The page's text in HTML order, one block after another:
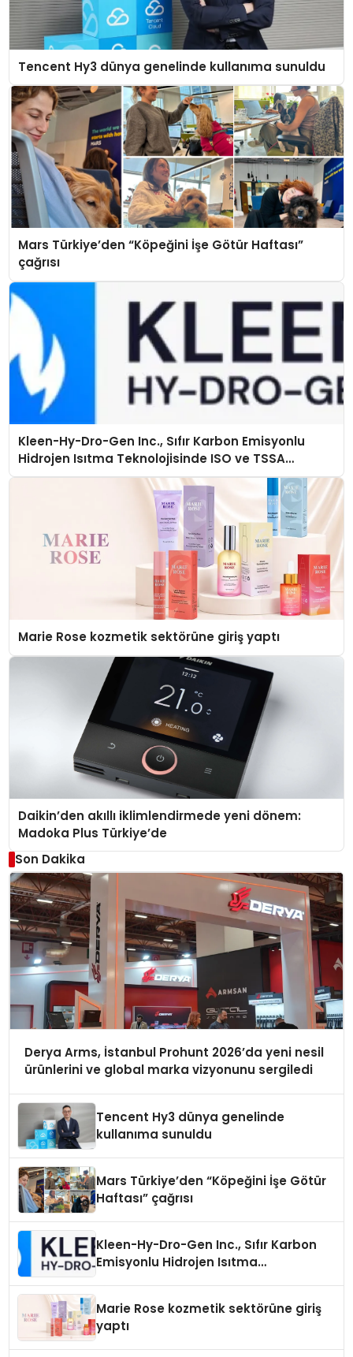
Tencent Hy3 dünya genelinde kullanıma sunuldu
Mars Türkiye’den “Köpeğini İşe Götür Haftası”
çağrısı
Kleen-Hy-Dro-Gen Inc., Sıfır Karbon Emisyonlu
Hidrojen Isıtma Teknolojisinde ISO ve TSSA
Düzenleyici Onaylarını Aldı
Marie Rose kozmetik sektörüne giriş yaptı
Daikin’den akıllı iklimlendirmede yeni dönem:
Madoka Plus Türkiye’de
Son Dakika
Derya Arms, İstanbul Prohunt 2026’da yeni nesil
ürünlerini ve global marka vizyonunu sergiledi
Tencent Hy3 dünya genelinde
kullanıma sunuldu
Mars Türkiye’den “Köpeğini İşe Götür
Haftası” çağrısı
Kleen-Hy-Dro-Gen Inc., Sıfır Karbon
Emisyonlu Hidrojen Isıtma
Marie Rose kozmetik sektörüne giriş
yaptı